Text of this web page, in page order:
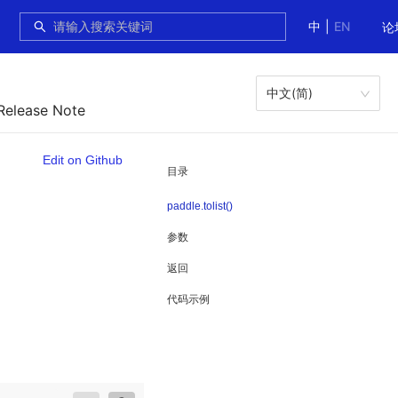
中 EN 论
Note
中文(简)
目录
paddle.tolist()
参数
返回
代码示例
Edit on Github